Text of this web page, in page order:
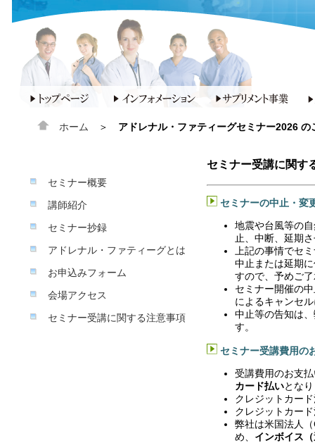
ホーム ＞ アドレナル・ファティーグセミナー2026 の
セミナー概要
講師紹介
セミナー抄録
アドレナル・ファティーグとは
お申込みフォーム
会場アクセス
セミナー受講に関する注意事項
セミナー受講に関す
セミナーの中止・変
地震や台風等の
止、中断、延期
上記の事情でセ
中止または延期
すので、予めご
セミナー開催の
によるキャンセ
中止等の告知は
す。
セミナー受講費用の
受講費用のお支
カード払いとな
クレジットカー
クレジットカー
弊社は米国法人
め、 インボイス